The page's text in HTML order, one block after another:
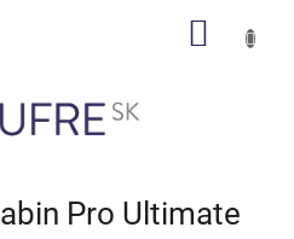
Pro Ultimate